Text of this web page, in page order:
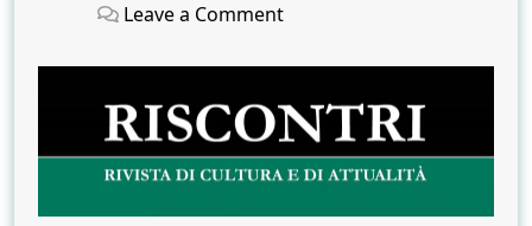
on Leave a Commenton
nuovo
numero
di
“riscontri”
sulla
fisica